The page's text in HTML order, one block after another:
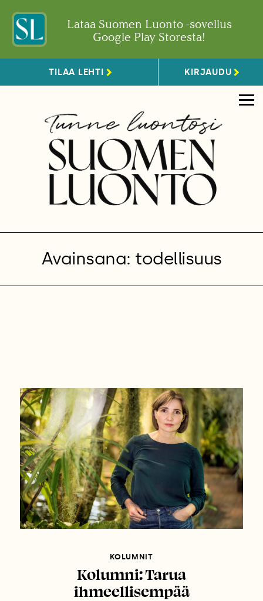
Lataa Suomen Luonto -sovellus
Google Play Storesta!
TILAA LEHTI KIRJAUDU
Avainsana: todellisuus
KOLUMNIT
Kolumni: Tarua
ihmeellisempää